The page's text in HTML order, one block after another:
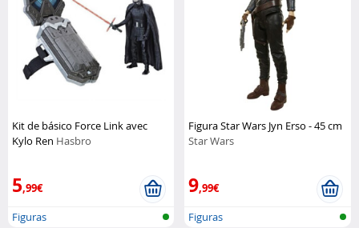
Kit de básico Force Link avec
Kylo Ren Hasbro
5,99€
Figuras
Figura Star Wars Jyn Erso - 45 cm
Star Wars
9,99€
Figuras